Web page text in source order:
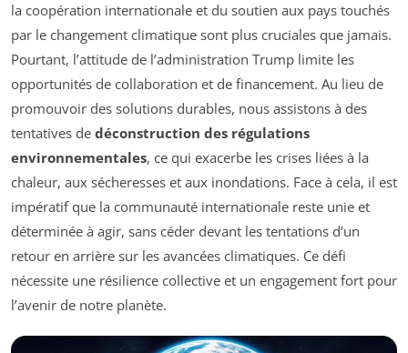
la coopération internationale et du soutien aux pays touchés
par le changement climatique sont plus cruciales que jamais.
Pourtant, l’attitude de l’administration Trump limite les
opportunités de collaboration et de financement. Au lieu de
promouvoir des solutions durables, nous assistons à des
tentatives de déconstruction des régulations
environnementales, ce qui exacerbe les crises liées à la
chaleur, aux sécheresses et aux inondations. Face à cela, il est
impératif que la communauté internationale reste unie et
déterminée à agir, sans céder devant les tentations d’un
retour en arrière sur les avancées climatiques. Ce défi
nécessite une résilience collective et un engagement fort pour
l’avenir de notre planète.